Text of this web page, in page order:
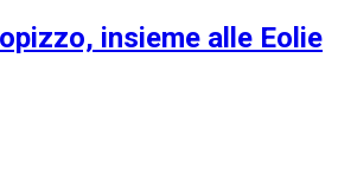
insieme alle Eolie